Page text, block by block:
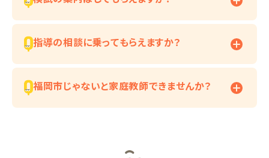
指導の相談に乗ってもらえますか？
福岡市じゃないと家庭教師できませんか？